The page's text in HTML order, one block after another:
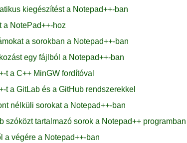
kiegészítést a Notepad++-ban
a NotePad++-hoz
a sorokban a Notepad++-ban
egy fájlból a Notepad++-ban
t a C++ MinGW fordítóval
t a GitLab és a GitHub rendszerekkel
nélküli sorokat a Notepad++-ban
szóközt tartalmazó sorok a Notepad++ programban
a végére a Notepad++-ban